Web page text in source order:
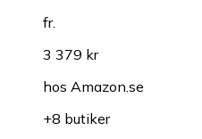
fr.
3 379 kr
hos Amazon.se
+8 butiker